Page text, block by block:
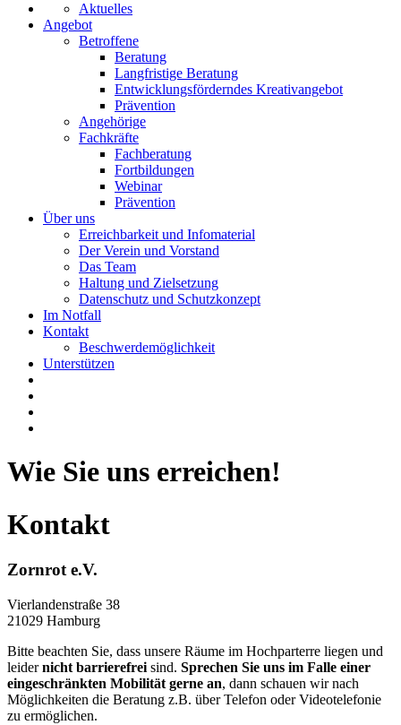
Aktuelles
Angebot
Betroffene
Beratung
Langfristige Beratung
Entwicklungsförderndes Kreativangebot
Prävention
Angehörige
Fachkräfte
Fachberatung
Fortbildungen
Webinar
Prävention
Über uns
Erreichbarkeit und Infomaterial
Der Verein und Vorstand
Das Team
Haltung und Zielsetzung
Datenschutz und Schutzkonzept
Im Notfall
Kontakt
Beschwerdemöglichkeit
Unterstützen
Wie Sie uns erreichen!
Kontakt
Zornrot e.V.
Vierlandenstraße 38
21029 Hamburg
Bitte beachten Sie, dass unsere Räume im Hochparterre liegen und
leidernicht barrierefrei sind. Sprechen Sie uns im Falle einer
eingeschränkten Mobilität gerne an, dann schauen wir nach
Möglichkeiten die Beratung z.B. über Telefon oder Videotelefonie
zu ermöglichen.